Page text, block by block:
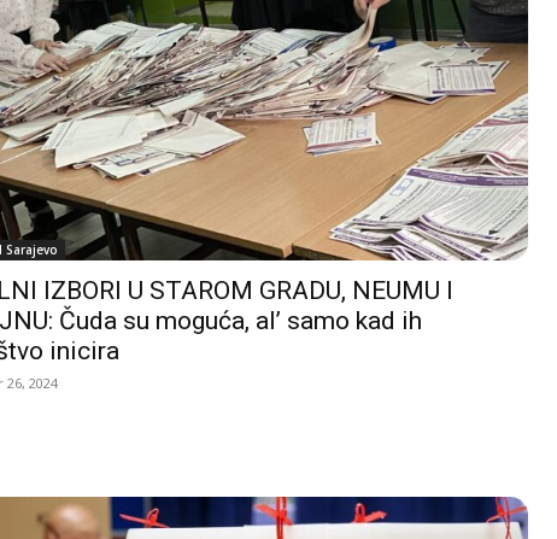
Sarajevo
IZBORI U STAROM GRADU, NEUMU I
Čuda su moguća, al’ samo kad ih
inicira
2024